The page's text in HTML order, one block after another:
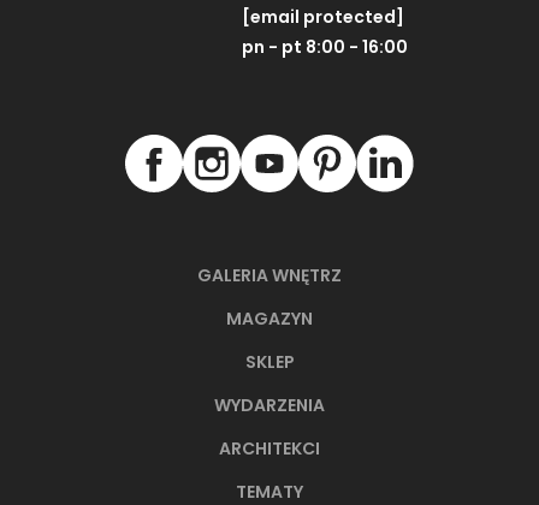
GALERIA WNĘTRZ
MAGAZYN
SKLEP
WYDARZENIA
ARCHITEKCI
TEMATY
[email protected]
pn - pt 8:00 - 16:00